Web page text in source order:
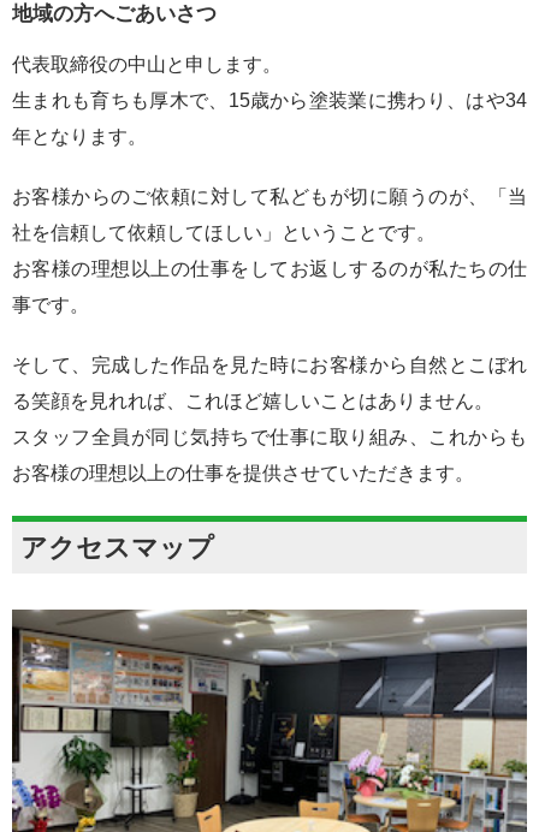
地域の方へごあいさつ
代表取締役の中山と申します。
生まれも育ちも厚木で、15歳から塗装業に携わり、はや34
年となります。
お客様からのご依頼に対して私どもが切に願うのが、「当
社を信頼して依頼してほしい」ということです。
お客様の理想以上の仕事をしてお返しするのが私たちの仕
事です。
そして、完成した作品を見た時にお客様から自然とこぼれ
る笑顔を見れれば、これほど嬉しいことはありません。
スタッフ全員が同じ気持ちで仕事に取り組み、これからも
お客様の理想以上の仕事を提供させていただきます。
アクセスマップ